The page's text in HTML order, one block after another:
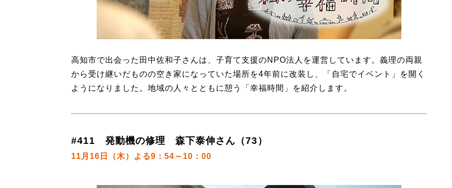
高知市で出会った田中佐和子さんは、子育て支援のNPO法人を運営しています。義理の両親
から受け継いだものの空き家になっていた場所を4年前に改装し、「自宅でイベント」を開く
ようになりました。地域の人々とともに憩う「幸福時間」を紹介します。
#411 発動機の修理 森下泰伸さん（73）
11月16日（木）よる9：54～10：00